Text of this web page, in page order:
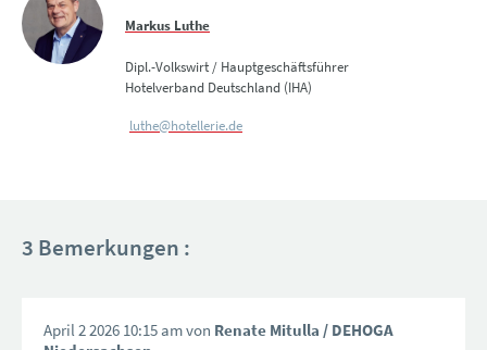
Markus Luthe
Dipl.-Volkswirt / Hauptgeschäftsführer
Hotelverband Deutschland (IHA)
luthe@hotellerie.de
3 Bemerkungen :
April 2 2026 10:15 am von Renate Mitulla / DEHOGA